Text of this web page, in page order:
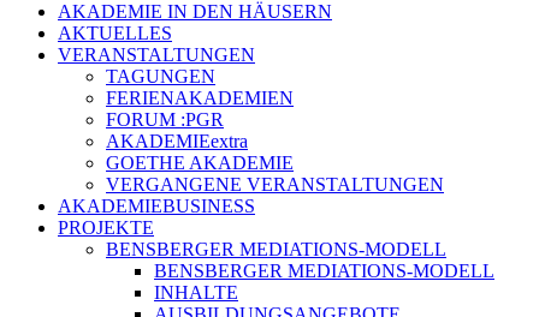
AKADEMIE IN DEN HÄUSERN
AKTUELLES
VERANSTALTUNGEN
TAGUNGEN
FERIENAKADEMIEN
FORUM :PGR
AKADEMIEextra
GOETHE AKADEMIE
VERGANGENE VERANSTALTUNGEN
AKADEMIEBUSINESS
PROJEKTE
BENSBERGER MEDIATIONS-MODELL
BENSBERGER MEDIATIONS-MODELL
INHALTE